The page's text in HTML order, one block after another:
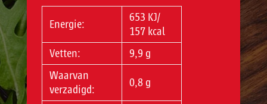
Energie:
653 KJ/
157 kcal
Vetten:
9,9 g
Waarvan
verzadigd:
0,8 g